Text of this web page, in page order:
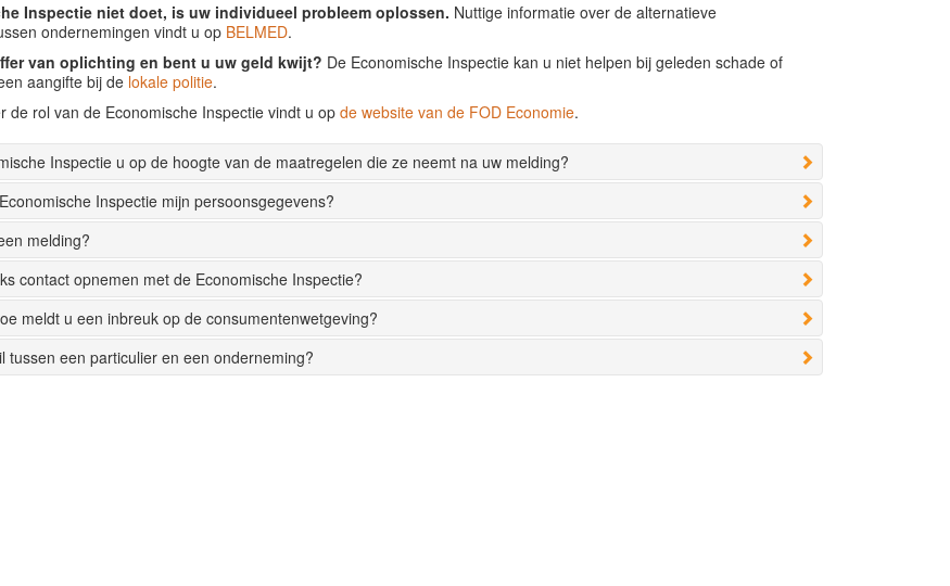
Inspectie niet doet, is uw individueel probleem oplossen. Nuttige informatie over de alternatieve
ondernemingen vindt u op BELMED.
van oplichting en bent u uw geld kwijt? De Economische Inspectie kan u niet helpen bij geleden schade of
aangifte bij de lokale politie.
de rol van de Economische Inspectie vindt u op de website van de FOD Economie.
Inspectie u op de hoogte van de maatregelen die ze neemt na uw melding?
Inspectie mijn persoonsgegevens?
melding?
contact opnemen met de Economische Inspectie?
meldt u een inbreuk op de consumentenwetgeving?
tussen een particulier en een onderneming?